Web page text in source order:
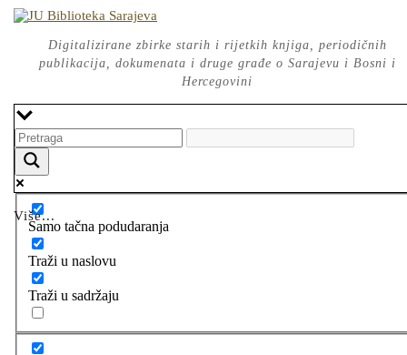
Skip
contentDigitalizirane zbirke starih i rijetkih knjiga, periodičnih
publikacija, dokumenata i druge građe o Sarajevu i Bosni i
Hercegovini
Više...
Samo tačna podudaranja
Traži u naslovu
Traži u sadržaju